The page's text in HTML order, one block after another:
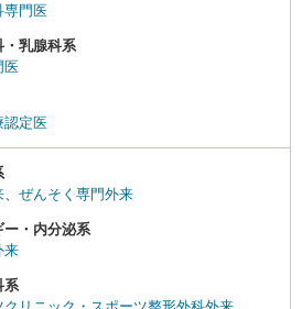
専門医
・乳腺科系
医
認定医
ぜんそく専門外来
ー・内分泌系
来
系